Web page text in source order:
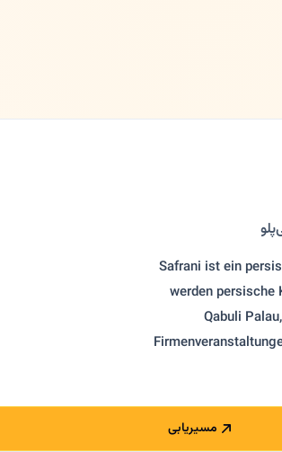
Safrani ist ein
werden persische
Qabuli
مسیریابی